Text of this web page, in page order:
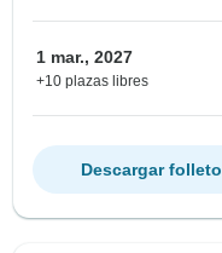
1 mar., 2027
+10 plazas libres
Descargar folleto